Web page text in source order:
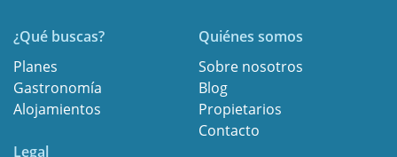
¿Qué buscas?
Planes
Gastronomía
Alojamientos
Quiénes somos
Sobre nosotros
Blog
Propietarios
Contacto
Legal